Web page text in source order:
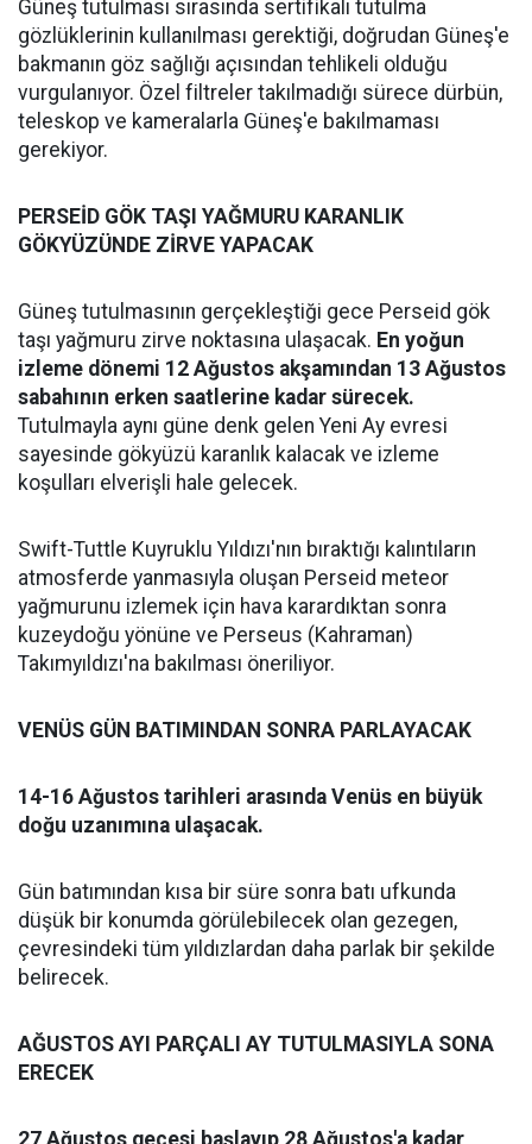
Güneş tutulması sırasında sertifikalı tutulma
gözlüklerinin kullanılması gerektiği, doğrudan Güneş'e
bakmanın göz sağlığı açısından tehlikeli olduğu
vurgulanıyor. Özel filtreler takılmadığı sürece dürbün,
teleskop ve kameralarla Güneş'e bakılmaması
gerekiyor.
PERSEİD GÖK TAŞI YAĞMURU KARANLIK
GÖKYÜZÜNDE ZİRVE YAPACAK
Güneş tutulmasının gerçekleştiği gece Perseid gök
taşı yağmuru zirve noktasına ulaşacak. En yoğun
izleme dönemi 12 Ağustos akşamından 13 Ağustos
sabahının erken saatlerine kadar sürecek.
Tutulmayla aynı güne denk gelen Yeni Ay evresi
sayesinde gökyüzü karanlık kalacak ve izleme
koşulları elverişli hale gelecek.
Swift-Tuttle Kuyruklu Yıldızı'nın bıraktığı kalıntıların
atmosferde yanmasıyla oluşan Perseid meteor
yağmurunu izlemek için hava karardıktan sonra
kuzeydoğu yönüne ve Perseus (Kahraman)
Takımyıldızı'na bakılması öneriliyor.
VENÜS GÜN BATIMINDAN SONRA PARLAYACAK
14-16 Ağustos tarihleri arasında Venüs en büyük
doğu uzanımına ulaşacak.
Gün batımından kısa bir süre sonra batı ufkunda
düşük bir konumda görülebilecek olan gezegen,
çevresindeki tüm yıldızlardan daha parlak bir şekilde
belirecek.
AĞUSTOS AYI PARÇALI AY TUTULMASIYLA SONA
ERECEK
27 Ağustos gecesi başlayıp 28 Ağustos'a kadar